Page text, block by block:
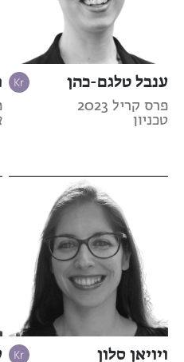
ענבל טלגם-כהן
פרס קריל 2023
טכניון
ויויאן סלון